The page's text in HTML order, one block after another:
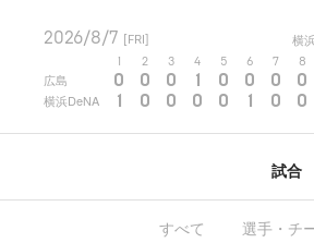
2026/8/7 [FRI] 横浜
2 3 4 5 6 7 8
広島 0 0 0 1 0 0 0 0
横浜DeNA 1 0 0 0 0 1 0 0
試合
すべて 選手・チ